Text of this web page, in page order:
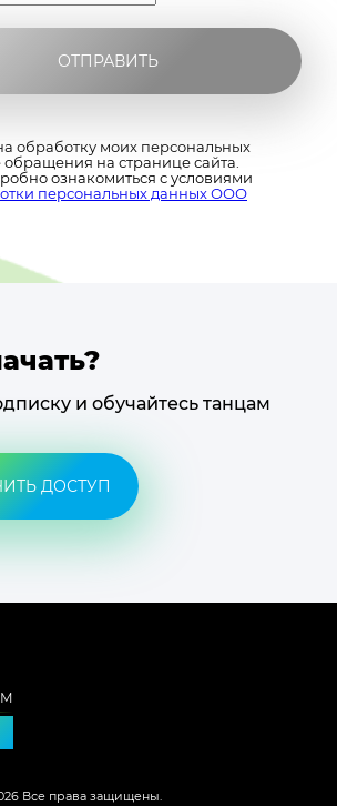
ОТПРАВИТЬ
обработку моих персональных
на странице сайта.
ознакомиться с условиями
персональных данных ООО
и обучайтесь танцам
ДОСТУП
Все права защищены.